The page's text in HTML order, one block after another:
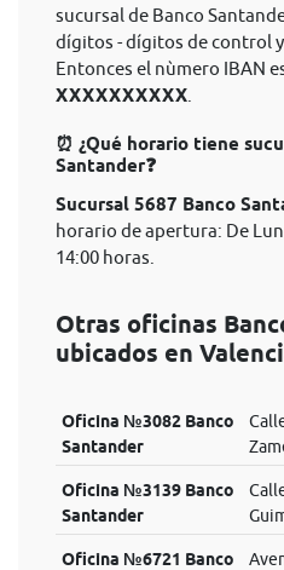
sucursal de Banco
dígitos - dígitos de control
Entonces el nùmero IBAN
XXXXXXXXXX
⏰ ¿Qué horario tiene
Santander❓
Sucursal 5687 Banco
horario de apertura: De
14:00 horas.
Otras oficinas
ubicados en
Oficina №3082 Banco
Santander
Oficina №3139 Banco
Santander
Oficina №6721 Banco